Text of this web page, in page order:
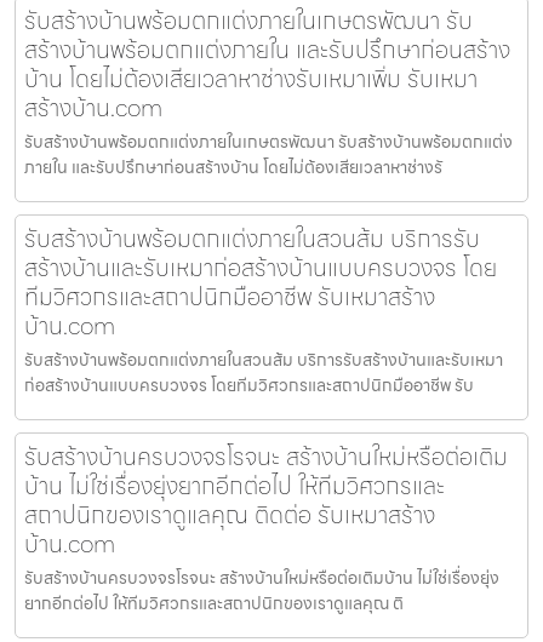
รับสร้างบ้านพร้อมตกแต่งภายในเกษตรพัฒนา รับ
สร้างบ้านพร้อมตกแต่งภายใน และรับปรึกษาก่อนสร้าง
บ้าน โดยไม่ต้องเสียเวลาหาช่างรับเหมาเพิ่ม รับเหมา
สร้างบ้าน.com
รับสร้างบ้านพร้อมตกแต่งภายในเกษตรพัฒนา รับสร้างบ้านพร้อมตกแต่ง
ภายใน และรับปรึกษาก่อนสร้างบ้าน โดยไม่ต้องเสียเวลาหาช่างรั
รับสร้างบ้านพร้อมตกแต่งภายในสวนส้ม บริการรับ
สร้างบ้านและรับเหมาก่อสร้างบ้านแบบครบวงจร โดย
ทีมวิศวกรและสถาปนิกมืออาชีพ รับเหมาสร้าง
บ้าน.com
รับสร้างบ้านพร้อมตกแต่งภายในสวนส้ม บริการรับสร้างบ้านและรับเหมา
ก่อสร้างบ้านแบบครบวงจร โดยทีมวิศวกรและสถาปนิกมืออาชีพ รับ
รับสร้างบ้านครบวงจรโรจนะ สร้างบ้านใหม่หรือต่อเติม
บ้าน ไม่ใช่เรื่องยุ่งยากอีกต่อไป ให้ทีมวิศวกรและ
สถาปนิกของเราดูแลคุณ ติดต่อ รับเหมาสร้าง
บ้าน.com
รับสร้างบ้านครบวงจรโรจนะ สร้างบ้านใหม่หรือต่อเติมบ้าน ไม่ใช่เรื่องยุ่ง
ยากอีกต่อไป ให้ทีมวิศวกรและสถาปนิกของเราดูแลคุณ ติ